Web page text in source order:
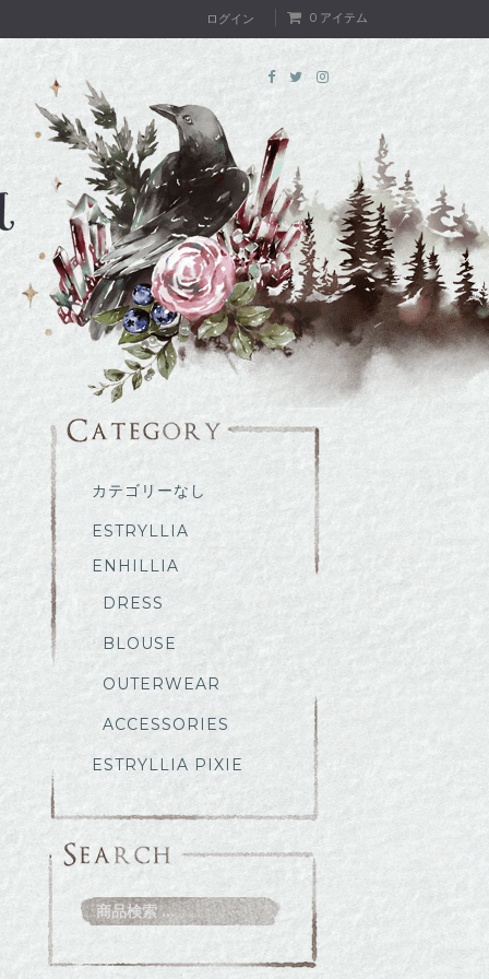
ログイン 0 アイテム
カテゴリーなし
ESTRYLLIA
ENHILLIA
DRESS
BLOUSE
OUTERWEAR
ACCESSORIES
ESTRYLLIA PIXIE
検